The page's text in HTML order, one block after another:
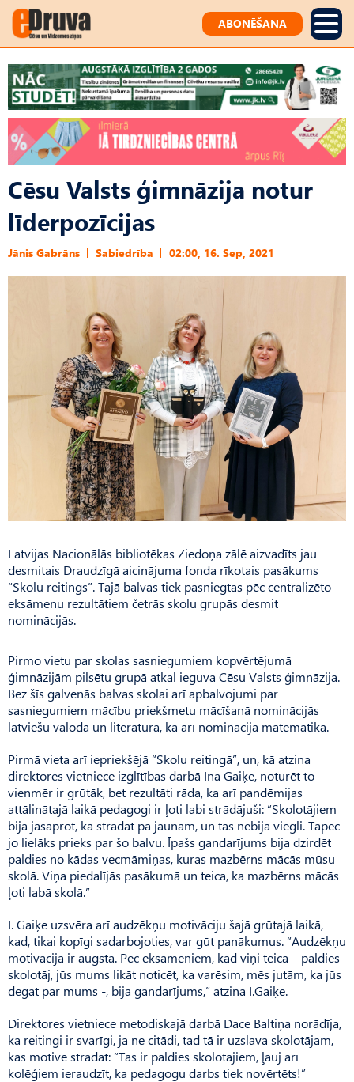
ABONĒŠANA
Cēsu Valsts ģimnāzija notur
līderpozīcijas
Jānis Gabrāns Sabiedrība 02:00, 16. Sep, 2021
Latvijas Nacionālās bibliotēkas Ziedoņa zālē aizvadīts jau
desmitais Draudzīgā aicinājuma fonda rīkotais pasākums
“Skolu reitings”. Tajā balvas tiek pasniegtas pēc centralizēto
eksāmenu rezultātiem četrās skolu grupās desmit
nominācijās.
Pirmo vietu par skolas sasniegumiem kopvērtējumā
ģimnāzijām pilsētu grupā atkal ieguva Cēsu Valsts ģimnāzija.
Bez šīs galvenās balvas skolai arī apbalvojumi par
sasniegumiem mācību priekšmetu mācīšanā nominācijās
latviešu valoda un literatūra, kā arī nominācijā matemātika.
Pirmā vieta arī iepriekšējā “Skolu reitingā”, un, kā atzina
direktores vietniece izglītības darbā Ina Gaiķe, noturēt to
vienmēr ir grūtāk, bet rezultāti rāda, ka arī pandēmijas
attālinātajā laikā pedagogi ir ļoti labi strādājuši: “Skolotājiem
bija jāsaprot, kā strādāt pa jaunam, un tas nebija viegli. Tāpēc
jo lielāks prieks par šo balvu. Īpašs gandarījums bija dzirdēt
paldies no kādas vecmāmiņas, kuras mazbērns mācās mūsu
skolā. Viņa piedalījās pasākumā un teica, ka mazbērns mācās
ļoti labā skolā.”
I. Gaiķe uzsvēra arī audzēkņu motivāciju šajā grūtajā laikā,
kad, tikai kopīgi sadarbojoties, var gūt panākumus. “Audzēkņu
motivācija ir augsta. Pēc eksāmeniem, kad viņi teica – paldies
skolotāj, jūs mums likāt noticēt, ka varēsim, mēs jutām, ka jūs
degat par mums -, bija gandarījums,” atzina I.Gaiķe.
Direktores vietniece metodiskajā darbā Dace Baltiņa norādīja,
ka reitingi ir svarīgi, ja ne citādi, tad tā ir uzslava skolotājam,
kas motivē strādāt: “Tas ir paldies skolotājiem, ļauj arī
kolēģiem ieraudzīt, ka pedagogu darbs tiek novērtēts!”